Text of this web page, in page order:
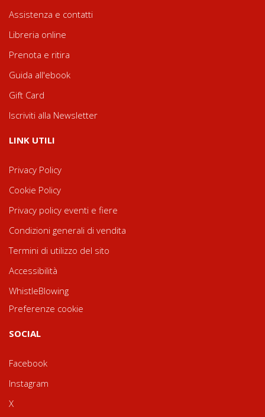
Assistenza e contatti
Libreria online
Prenota e ritira
Guida all'ebook
Gift Card
Iscriviti alla Newsletter
LINK UTILI
Privacy Policy
Cookie Policy
Privacy policy eventi e fiere
Condizioni generali di vendita
Termini di utilizzo del sito
Accessibilità
WhistleBlowing
Preferenze cookie
SOCIAL
Facebook
Instagram
X